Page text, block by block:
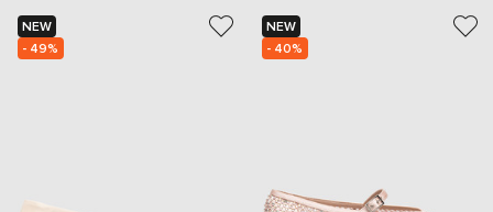
NEW
- 49%
NEW
- 40%